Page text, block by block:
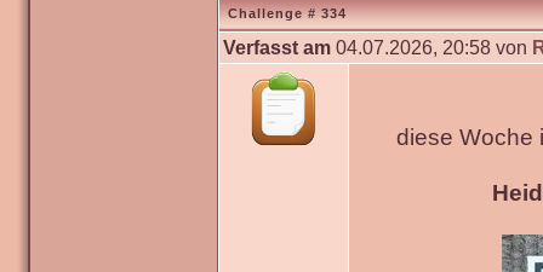
Challenge # 334
Verfasst am 04.07.2026, 20:58 von
diese Woche